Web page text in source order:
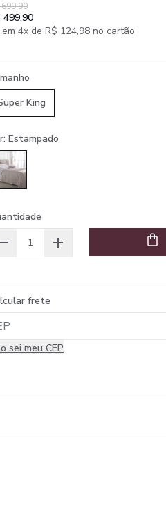
499,90
em 4x de R$ 124,98 no cartão
King
Estampado
frete
sei meu CEP